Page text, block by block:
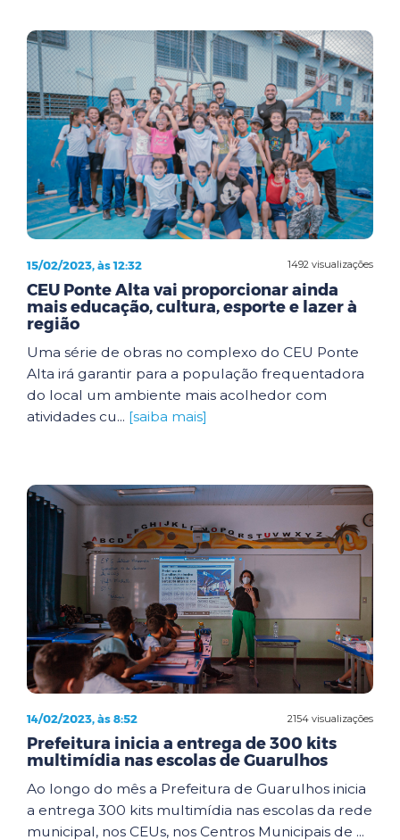
1492 visualizações
15/02/2023, às 12:32
CEU Ponte Alta vai proporcionar ainda
mais educação, cultura, esporte e lazer à
região
Uma série de obras no complexo do CEU Ponte
Alta irá garantir para a população frequentadora
do local um ambiente mais acolhedor com
atividades cu... [saiba mais]
2154 visualizações
14/02/2023, às 8:52
Prefeitura inicia a entrega de 300 kits
multimídia nas escolas de Guarulhos
Ao longo do mês a Prefeitura de Guarulhos inicia
a entrega 300 kits multimídia nas escolas da rede
municipal, nos CEUs, nos Centros Municipais de ...